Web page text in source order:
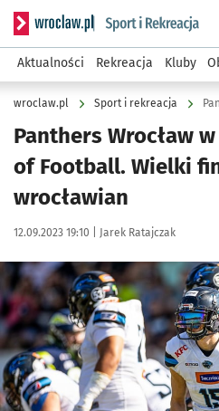
Serwis informacyjny
Aktualności Rekreacja Kluby
wroclaw.pl Sport i rekreacja
Panthers Wrocław
of Football. Wielki
wrocławian
Data publikacji:
12.09.2023 19:10 | Autor:
Jarek Ratajczak
Kliknij, aby powiększyć